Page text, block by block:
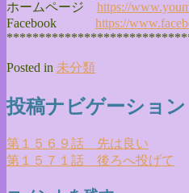
ホームページ https://
Facebook https://
Posted in 未分類
投稿ナビゲーション
第１５６９話 先は良い
第１５７１話 後ろへ投げて